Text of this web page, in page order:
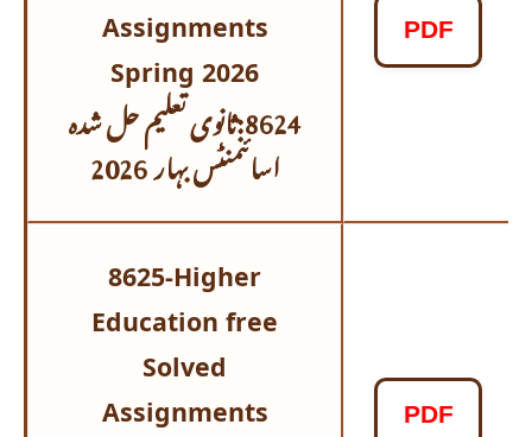
Assignments
Spring 2026
8624:ثانوی تعلیم حل شدہ
اسائنمنٹسبہار 2026
PDF
8625-Higher
Education free
Solved
Assignments
PDF